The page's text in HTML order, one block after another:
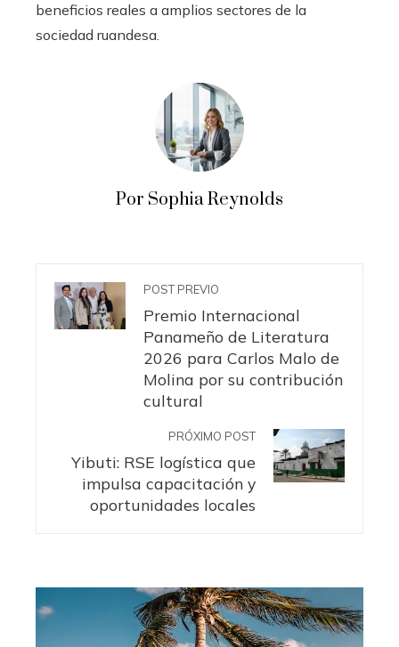
beneficios reales a amplios sectores de la
sociedad ruandesa.
Por Sophia Reynolds
POST PREVIO
Premio Internacional
Panameño de Literatura
2026 para Carlos Malo de
Molina por su contribución
cultural
PRÓXIMO POST
Yibuti: RSE logística que
impulsa capacitación y
oportunidades locales